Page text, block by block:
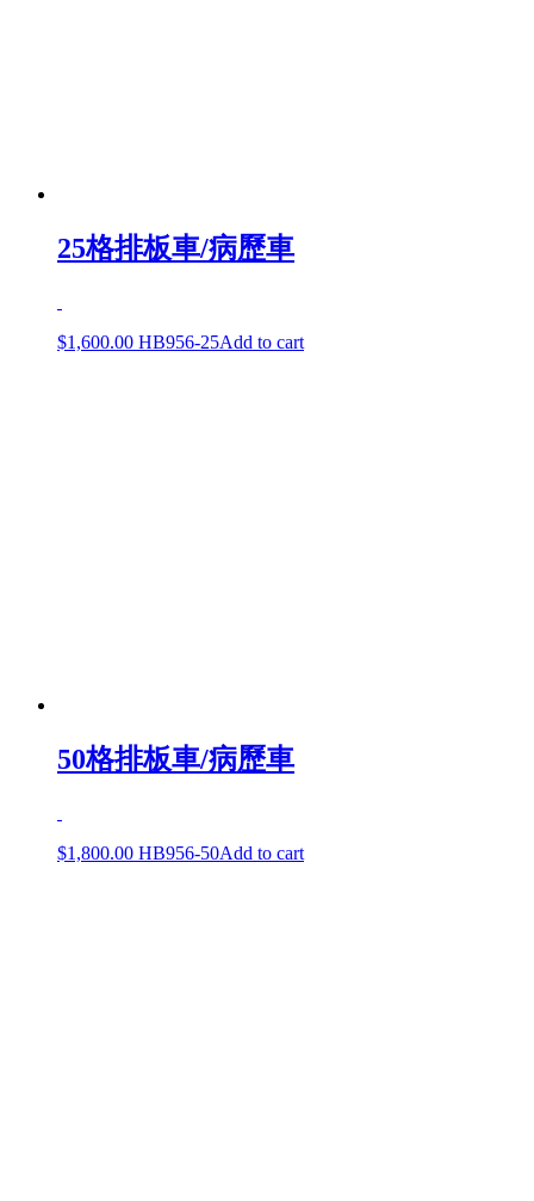
25格排板車/病歷車
$1,600.00 HB956-25Add to cart
50格排板車/病歷車
$1,800.00 HB956-50Add to cart